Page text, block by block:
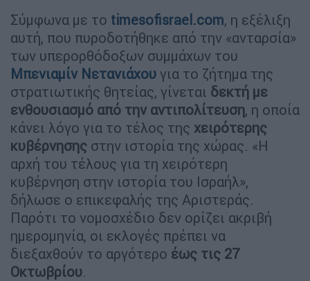
Σύμφωνα με το timesofisrael.com, η εξέλιξη
αυτή, που πυροδοτήθηκε από την «ανταρσία»
των υπερορθόδοξων συμμάχων του
Μπενιαμίν Νετανιάχου για το ζήτημα της
στρατιωτικής θητείας, γίνεται δεκτή με
ενθουσιασμό από την αντιπολίτευση, η οποία
κάνει λόγο για το τέλος της χειρότερης
κυβέρνησης στην ιστορία της χώρας. «Η
αρχή του τέλους για τη χειρότερη
κυβέρνηση στην ιστορία του Ισραήλ»,
δήλωσε ο επικεφαλής της Αριστεράς.
Παρότι το νομοσχέδιο δεν ορίζει ακριβή
ημερομηνία, οι εκλογές πρέπει να
διεξαχθούν το αργότερο έως τις 27
Οκτωβρίου.